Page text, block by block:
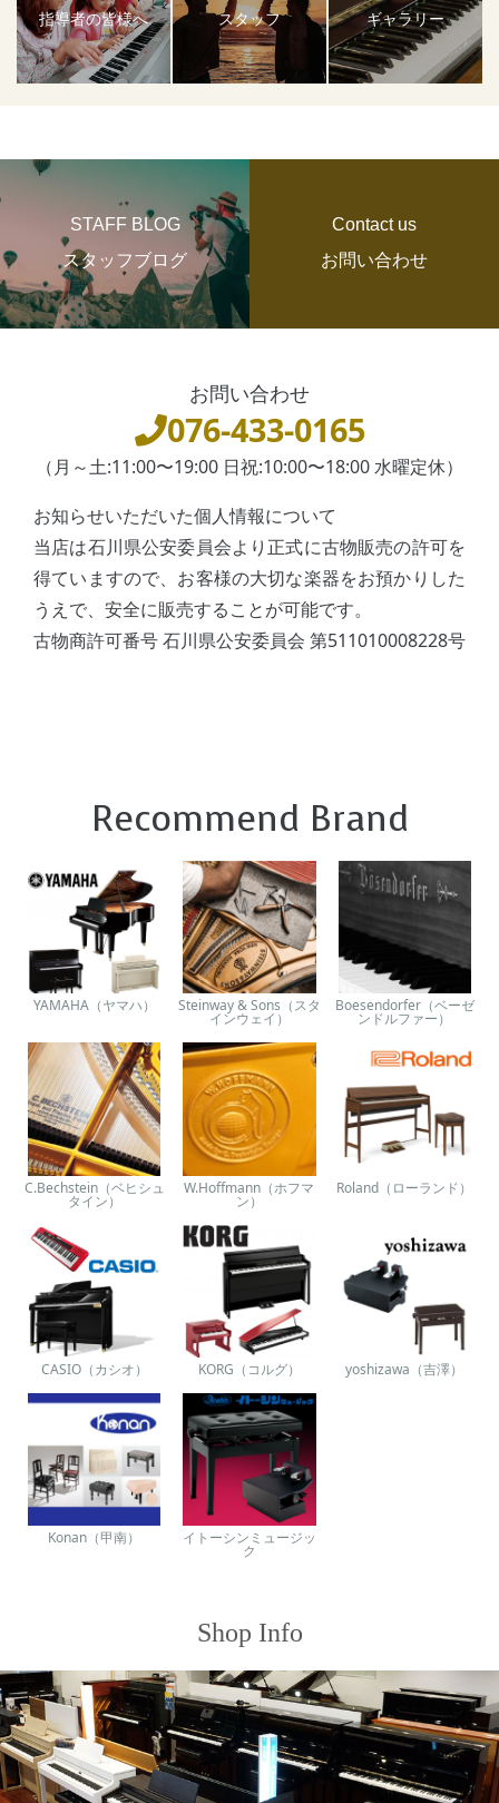
指導者の皆様へ スタッフ ギャラリー
STAFF BLOG
スタッフブログ
Contact us
お問い合わせ
お問い合わせ
076-433-0165
（月～土:11:00〜19:00 日祝:10:00〜18:00 水曜定休）
お知らせいただいた個人情報について
当店は石川県公安委員会より正式に古物販売の許可を
得ていますので、お客様の大切な楽器をお預かりした
うえで、安全に販売することが可能です。
古物商許可番号 石川県公安委員会 第511010008228号
Recommend Brand
YAMAHA（ヤマハ） Steinway & Sons（スタ
インウェイ）
Boesendorfer（ベーゼ
ンドルファー）
C.Bechstein（ベヒシュ
タイン）
W.Hoffmann（ホフマ
ン）
Roland（ローランド）
CASIO（カシオ） KORG（コルグ） yoshizawa（吉澤）
Konan（甲南） イトーシンミュージッ
ク
Shop Info